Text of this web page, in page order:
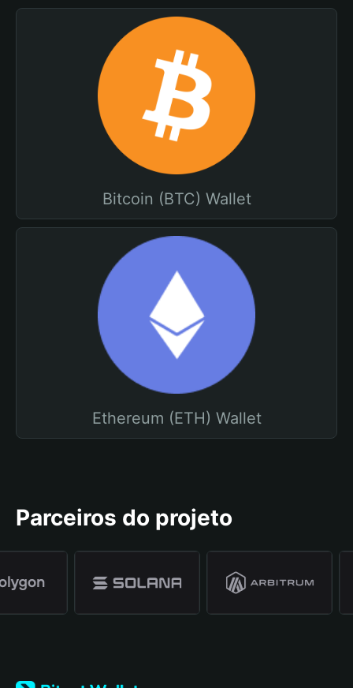
Bitcoin (BTC) Wallet
Ethereum (ETH) Wallet
Parceiros do projeto